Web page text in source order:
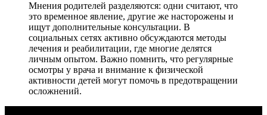
Мнения родителей разделяются: одни считают, что
это временное явление, другие же насторожены и
ищут дополнительные консультации. В
социальных сетях активно обсуждаются методы
лечения и реабилитации, где многие делятся
личным опытом. Важно помнить, что регулярные
осмотры у врача и внимание к физической
активности детей могут помочь в предотвращении
осложнений.